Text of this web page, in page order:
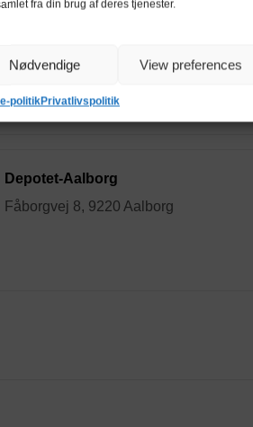
fra din brug af deres tjenester.
Nødvendige View preferences
politikPrivatlivspolitik
Depotet-Aalborg
Fåborgvej 8, 9220 Aalborg